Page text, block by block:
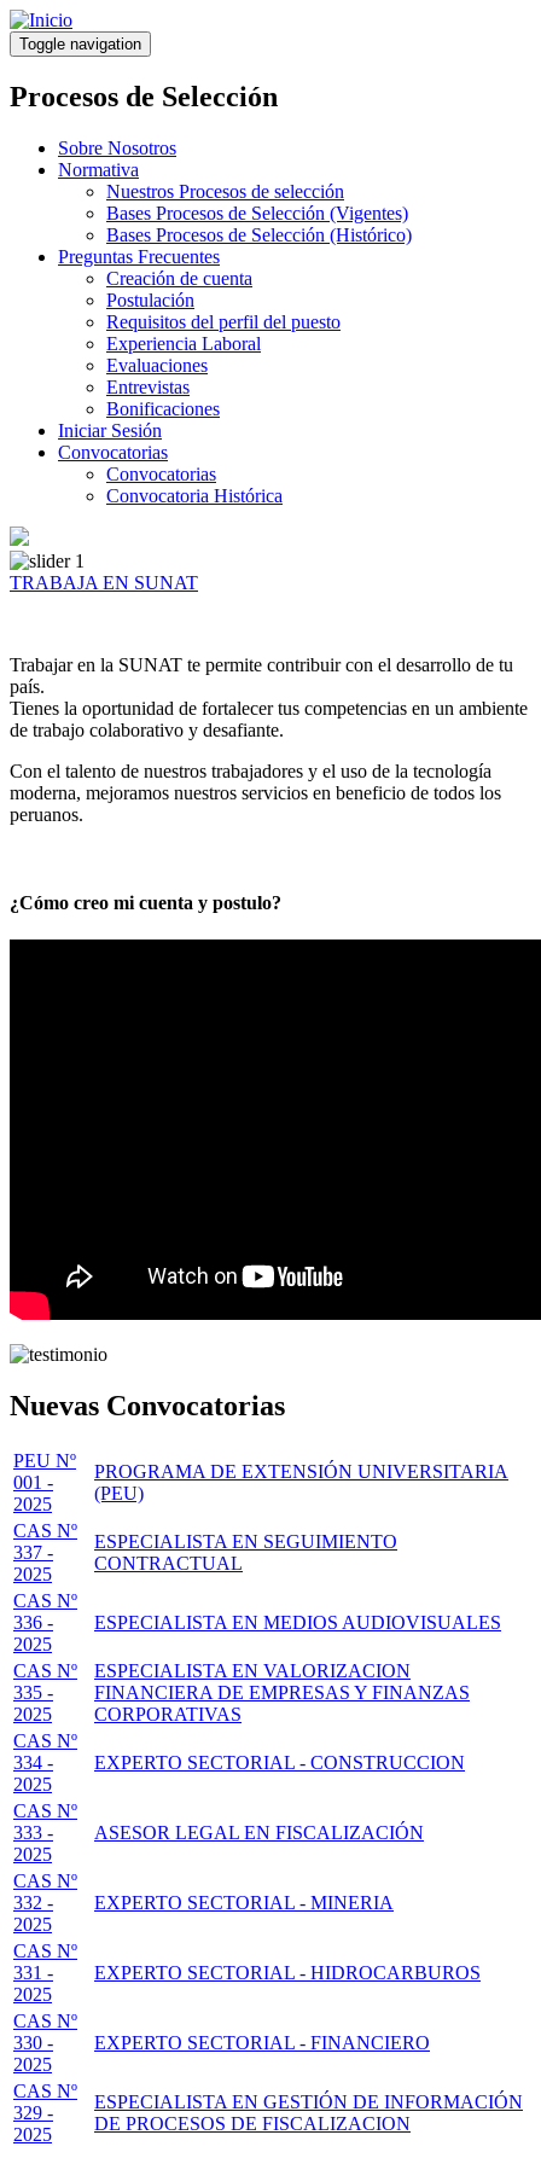
Pasar
al
contenido
principal
Toggle navigation
Procesos de Selección
Sobre Nosotros
Normativa
Nuestros Procesos de selección
Bases Procesos de Selección (Vigentes)
Bases Procesos de Selección (Histórico)
Preguntas Frecuentes
Creación de cuenta
Postulación
Requisitos del perfil del puesto
Experiencia Laboral
Evaluaciones
Entrevistas
Bonificaciones
Iniciar Sesión
Convocatorias
Convocatorias
Convocatoria Histórica
TRABAJA EN SUNAT
Trabajar en la SUNAT te permite contribuir con el desarrollo de tu
país.
Tienes la oportunidad de fortalecer tus competencias en un ambiente
de trabajo colaborativo y desafiante.
Con el talento de nuestros trabajadores y el uso de la tecnología
moderna, mejoramos nuestros servicios en beneficio de todos los
peruanos.
¿Cómo creo mi cuenta y postulo?
Nuevas Convocatorias
PEU Nº
001 -
2025
PROGRAMA DE EXTENSIÓN UNIVERSITARIA
(PEU)
CAS Nº
337 -
2025
ESPECIALISTA EN SEGUIMIENTO
CONTRACTUAL
CAS Nº
336 -
2025
ESPECIALISTA EN MEDIOS AUDIOVISUALES
CAS Nº
335 -
2025
ESPECIALISTA EN VALORIZACION
FINANCIERA DE EMPRESAS Y FINANZAS
CORPORATIVAS
CAS Nº
334 -
2025
EXPERTO SECTORIAL - CONSTRUCCION
CAS Nº
333 -
2025
ASESOR LEGAL EN FISCALIZACIÓN
CAS Nº
332 -
2025
EXPERTO SECTORIAL - MINERIA
CAS Nº
331 -
2025
EXPERTO SECTORIAL - HIDROCARBUROS
CAS Nº
330 -
2025
EXPERTO SECTORIAL - FINANCIERO
CAS Nº
329 -
2025
ESPECIALISTA EN GESTIÓN DE INFORMACIÓN
DE PROCESOS DE FISCALIZACION